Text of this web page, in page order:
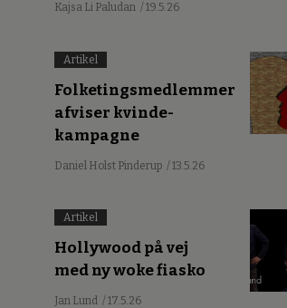
Kajsa Li Paludan / 19.5.26
Artikel
Folketingsmedlemmer
afviser kvinde-
kampagne
Daniel Holst Pinderup / 13.5.26
Artikel
Hollywood på vej
med ny woke fiasko
Jan Lund / 17.5.26